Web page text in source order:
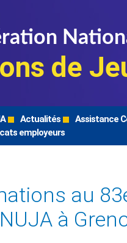
de
Actualités Assistance
employeurs
au
à